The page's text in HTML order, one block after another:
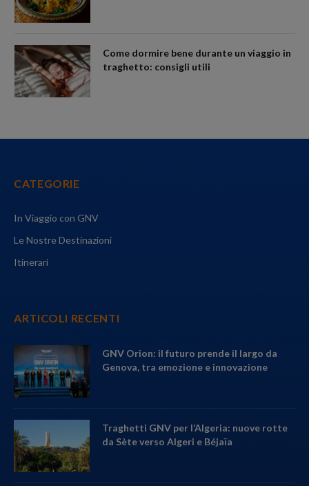
Come dormire bene durante un viaggio in
traghetto: consigli utili
CATEGORIE
In Viaggio con GNV
Le Nostre Destinazioni
Itinerari
ARTICOLI RECENTI
GNV Orion: il futuro prende il largo da
Genova, tra emozione e innovazione
Traghetti GNV per l’Algeria: nuove rotte
da Sète verso Algeri e Béjaïa